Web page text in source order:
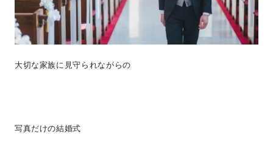
大切な家族に見守られながらの
写真だけの結婚式